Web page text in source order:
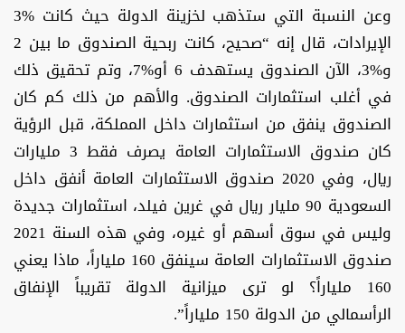
وعن النسبة التي ستذهب لخزينة الدولة حيث كانت %3
الإيرادات، قال إنه “صحيح، كانت ربحية الصندوق ما بين 2
و%3، الآن الصندوق يستهدف 6 أو%7، وتم تحقيق ذلك
في أغلب استثمارات الصندوق. والأهم من ذلك كم كان
الصندوق ينفق من استثمارات داخل المملكة، قبل الرؤية
كان صندوق الاستثمارات العامة يصرف فقط 3 مليارات
ريال، وفي 2020 صندوق الاستثمارات العامة أنفق داخل
السعودية 90 مليار ريال في غرين فيلد، استثمارات جديدة
وليس في سوق أسهم أو غيره، وفي هذه السنة 2021
صندوق الاستثمارات العامة سينفق 160 ملياراً، ماذا يعني
160 ملياراً؟ لو ترى ميزانية الدولة تقريباً الإنفاق
الرأسمالي من الدولة 150 ملياراً”.